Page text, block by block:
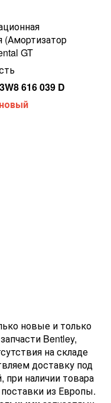
(Амортизатор
GT
616 039 D
новые и только
Bentley,
на складе
доставку под
при наличии товара
из Европы.